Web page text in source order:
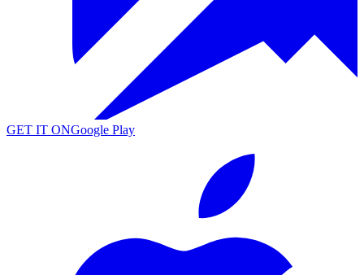
GET IT ONGoogle Play